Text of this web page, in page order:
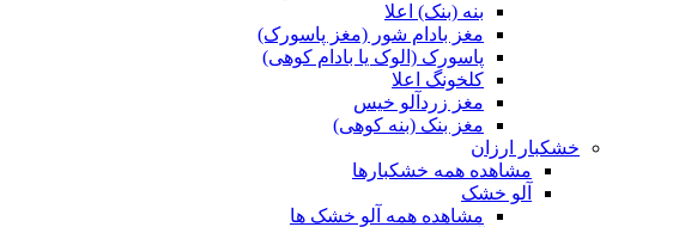
بنه (بنک) اعلا
مغز بادام شور (مغز پاسورک)
پاسورک (الوک یا بادام کوهی)
کلخونگ اعلا
مغز زردآلو خیس
مغز بنک (بنه کوهی)
خشکبار ارزان
مشاهده همه خشکبارها
آلو خشک
مشاهده همه آلو خشک ها